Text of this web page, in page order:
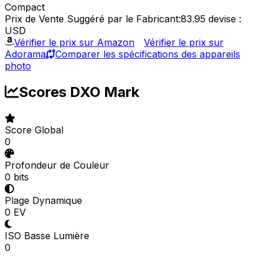
Compact
Prix de Vente Suggéré par le Fabricant:83.95 devise :
USD
Vérifier le prix sur Amazon
Vérifier le prix sur
Adorama
Comparer les spécifications des appareils
photo
Scores DXO Mark
Score Global
0
Profondeur de Couleur
0 bits
Plage Dynamique
0 EV
ISO Basse Lumière
0